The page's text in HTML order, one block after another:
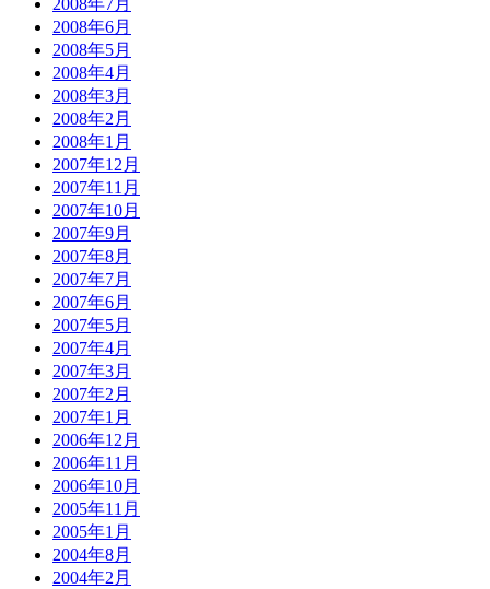
2008年7月
2008年6月
2008年5月
2008年4月
2008年3月
2008年2月
2008年1月
2007年12月
2007年11月
2007年10月
2007年9月
2007年8月
2007年7月
2007年6月
2007年5月
2007年4月
2007年3月
2007年2月
2007年1月
2006年12月
2006年11月
2006年10月
2005年11月
2005年1月
2004年8月
2004年2月